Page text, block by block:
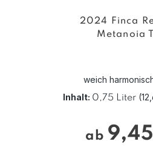
2024 Finca
Metanoia
weich
Inhalt: 0,75 Liter
ab